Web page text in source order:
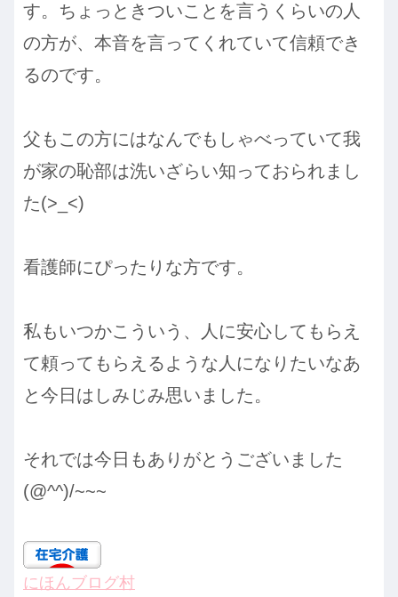
す。ちょっときついことを言うくらいの人
の方が、本音を言ってくれていて信頼でき
るのです。
父もこの方にはなんでもしゃべっていて我
が家の恥部は洗いざらい知っておられまし
た(>_<)
看護師にぴったりな方です。
私もいつかこういう、人に安心してもらえ
て頼ってもらえるような人になりたいなあ
と今日はしみじみ思いました。
それでは今日もありがとうございました
(@^^)/~~~
にほんブログ村